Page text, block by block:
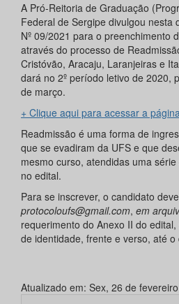
A Pró-Reitoria de Graduação
Federal de Sergipe divulgou nesta
Nº 09/2021 para o preenchimento
através do processo de
Cristóvão, Aracaju, Laranjeiras e
dará no 2º período letivo de 2020,
de março.
+ Clique aqui para acessar a
Readmissão é uma forma de
que se evadiram da UFS e que
mesmo curso, atendidas uma
no edital.
Para se inscrever, o candidato
protocoloufs@gmail.com, em
requerimento do Anexo II do
de identidade, frente e verso, até
Atualizado em: Sex, 26 de